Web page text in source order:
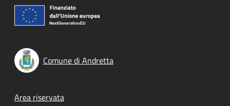
Comune di Andretta
Footer menu
Area riservata